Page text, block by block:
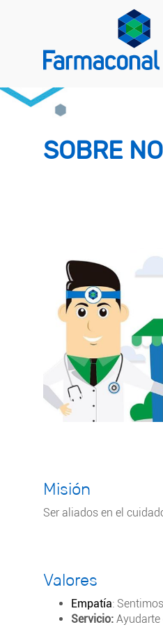
SOBRE
Misión
Ser aliados en el
Valores
Empatía:
Servicio: